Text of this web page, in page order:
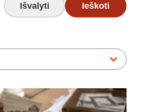
Išvalyti Ieškoti